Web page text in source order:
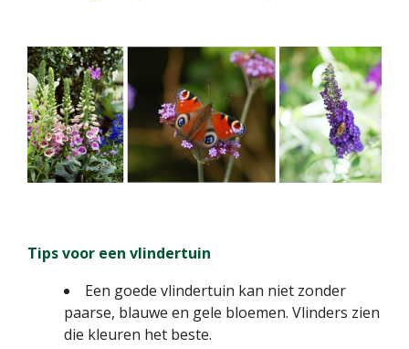
Tips voor een vlindertuin
Een goede vlindertuin kan niet zonder
paarse, blauwe en gele bloemen. Vlinders zien
die kleuren het beste.